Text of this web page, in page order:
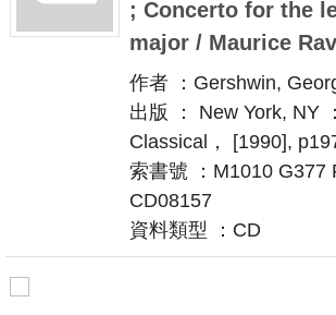
; Concerto for the
major / Maurice
作者 ：Gershwin,
出版 ： New York, NY
Classical， [1990],
索書號 ：M1010 G377
CD08157
資料類型 ：CD